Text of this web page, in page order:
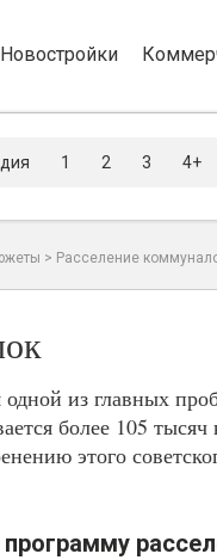
Новостройки
1 2 3 4+
> Расселение
из главных
более 105
этого